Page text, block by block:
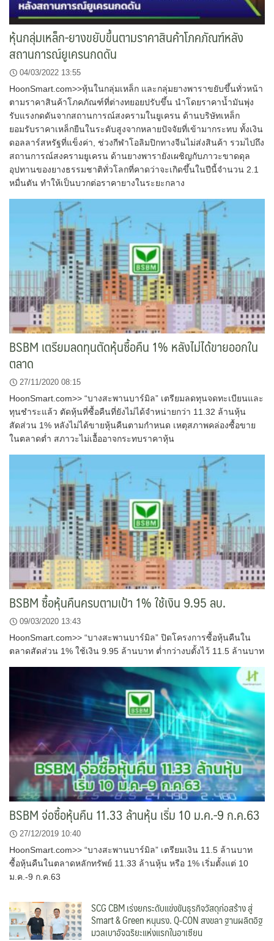
หุ้นกลุ่มเหล็ก-ยางขยับขึ้นตามราคาสินค้าโภคภัณฑ์หลัง
สถานการณ์ยูเครนกดดัน
04/03/2022 13:55
HoonSmart.com>>หุ้นในกลุ่มเหล็ก และกลุ่มยางพาราขยับขึ้นทั่วหน้า
ตามราคาสินค้าโภคภัณฑ์ที่ต่างทยอยปรับขึ้น นำโดยราคาน้ำมันพุ่ง
รับแรงกดดันจากสถานการณ์สงครามในยูเครน ด้านบริษัทเหล็ก
ยอมรับราคาเหล็กยืนในระดับสูงจากหลายปัจจัยที่เข้ามากระทบ ทั้งเงิน
ดอลลาร์สหรัฐที่แข็งค่า, ช่วงกีฬาโอลิมปิกทางจีนไม่ส่งสินค้า รวมไปถึง
สถานการณ์สงครามยูเครน ด้านยางพารายังเผชิญกับภาวะขาดดุล
อุปทานของยางธรรมชาติทั่วโลกที่คาดว่าจะเกิดขึ้นในปีนี้จำนวน 2.1
หมื่นตัน ทำให้เป็นบวกต่อราคายางในระยะกลาง
BSBM เตรียมลดทุนตัดหุ้นซื้อคืน 1% หลังไม่ได้ขายออกใน
ตลาด
27/11/2020 08:15
HoonSmart.com>> “บางสะพานบาร์มิล” เตรียมลดทุนจดทะเบียนและ
ทุนชำระแล้ว ตัดหุ้นที่ซื้อคืนที่ยังไม่ได้จำหน่ายกว่า 11.32 ล้านหุ้น
สัดส่วน 1% หลังไม่ได้ขายหุ้นคืนตามกำหนด เหตุสภาพคล่องซื้อขาย
ในตลาดต่ำ สภาวะไม่เอื้ออาจกระทบราคาหุ้น
BSBM ซื้อหุ้นคืนครบตามเป้า 1% ใช้เงิน 9.95 ลบ.
09/03/2020 13:43
HoonSmart.com>> “บางสะพานบาร์มิล” ปิดโครงการซื้อหุ้นคืนใน
ตลาดสัดส่วน 1% ใช้เงิน 9.95 ล้านบาท ต่ำกว่างบตั้งไว้ 11.5 ล้านบาท
BSBM จ่อซื้อหุ้นคืน 11.33 ล้านหุ้น เริ่ม 10 ม.ค.-9 ก.ค.63
27/12/2019 10:40
HoonSmart.com>> “บางสะพานบาร์มิล” เตรียมเงิน 11.5 ล้านบาท
ซื้อหุ้นคืนในตลาดหลักทรัพย์ 11.33 ล้านหุ้น หรือ 1% เริ่มตั้งแต่ 10
ม.ค.-9 ก.ค.63
SCG CBM เร่งยกระดับแข่งขันธุรกิจวัสดุก่อสร้าง สู่
Smart & Green หนุนรง. Q-CON สงขลา ฐานผลิตอิฐ
มวลเบาอัจฉริยะแห่งแรกในอาเซียน